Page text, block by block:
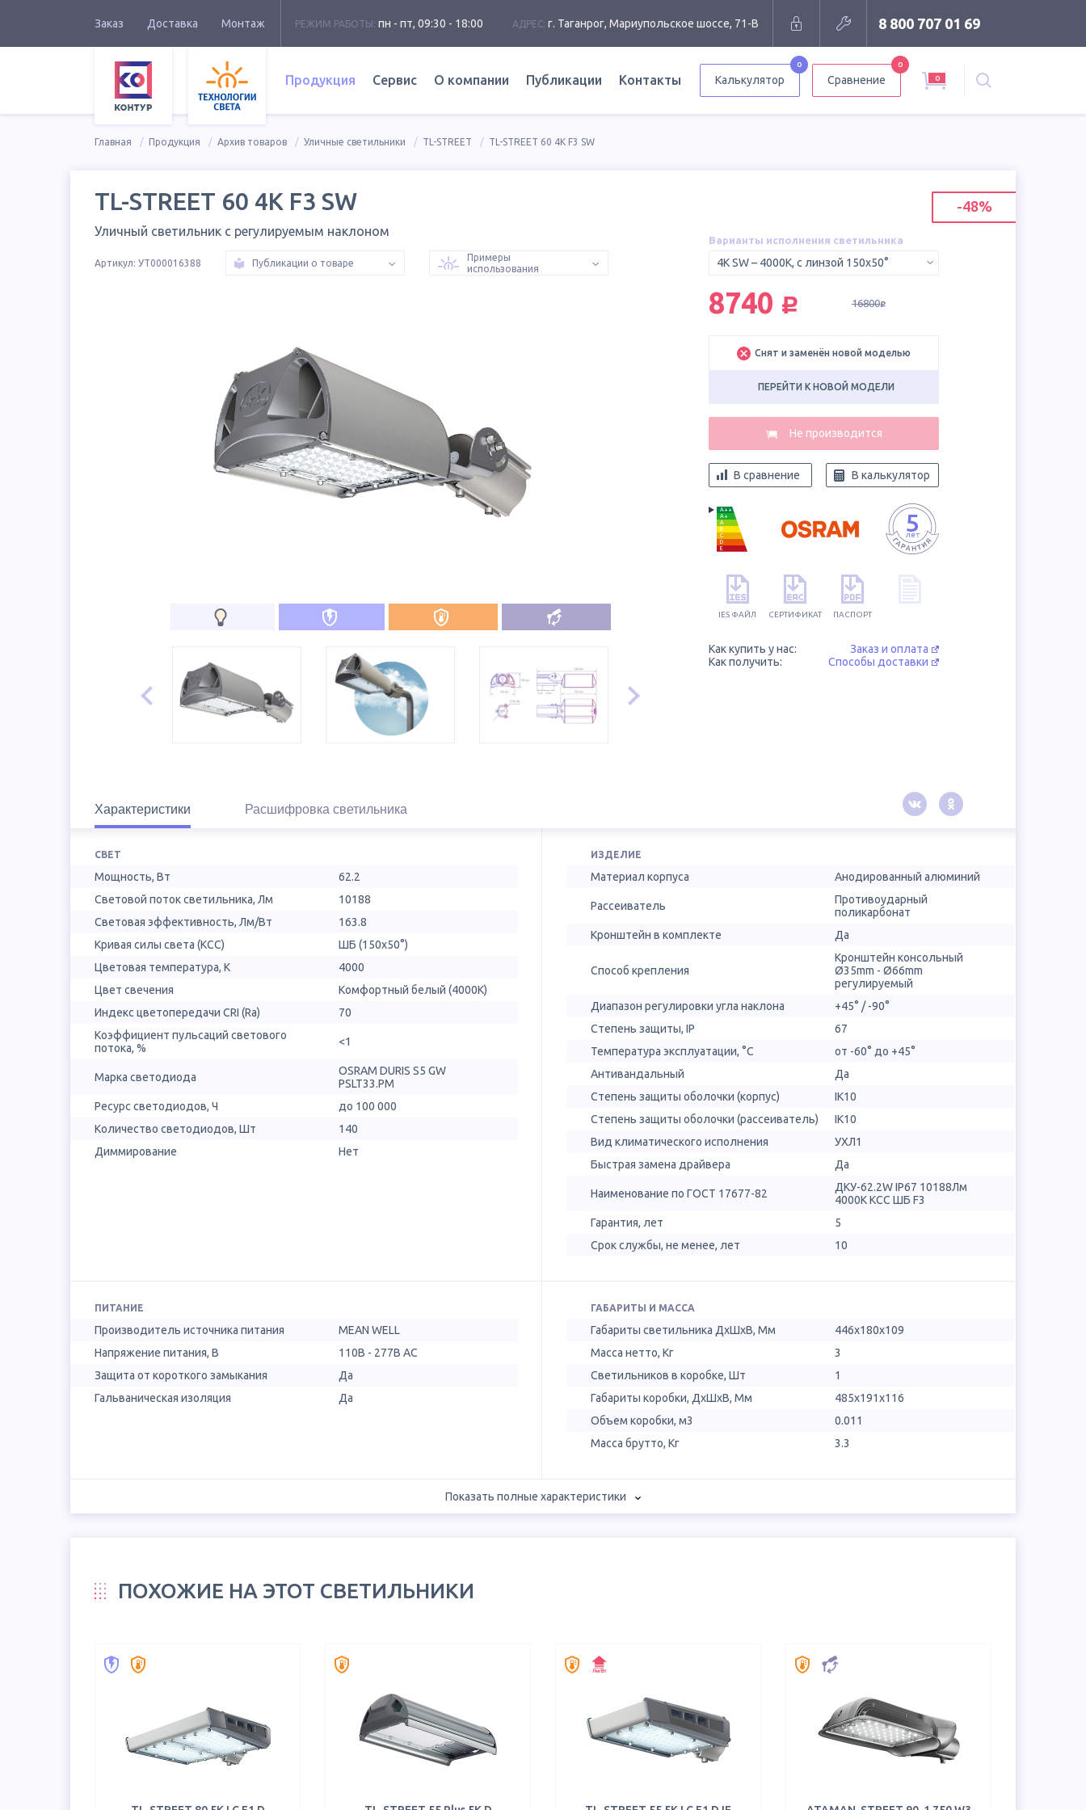
Заказ Доставка Монтаж РЕЖИМ РАБОТЫ: пн - пт, 09:30 - 18:00 АДРЕС: г. Таганрог, Мариупольское шоссе, 71-В 8 800 707 01 69
Продукция Сервис О компании Публикации Контакты Калькулятор
0
Сравнение
0
0
Главная Продукция Архив товаров Уличные светильники TL-STREET TL-STREET 60 4K F3 SW
-48%
TL-STREET 60 4K F3 SW
Уличный светильник с регулируемым наклоном
Артикул: УТ000016388 Публикации о товаре
Примеры
использования
Варианты исполнения светильника
4K SW – 4000K, с линзой 150х50°
8740 руб. 16800руб.
Снят и заменён новой моделью
ПЕРЕЙТИ К НОВОЙ МОДЕЛИ
В сравнение В калькулятор
A++
A+
A
B
C
D
E
IES ФАЙЛ СЕРТИФИКАТ ПАСПОРТ
Как купить у нас:
Заказ и оплата
Как получить:
Способы доставки
Характеристики Расшифровка светильника
СВЕТ
Мощность, Вт
62.2
Световой поток светильника, Лм
10188
Световая эффективность, Лм/Вт
163.8
Кривая силы света (КСС)
ШБ (150х50°)
Цветовая температура, К
4000
Цвет свечения
Комфортный белый (4000К)
Индекс цветопередачи CRI (Ra)
70
Коэффициент пульсаций светового
потока, %
<1
Марка светодиода
OSRAM DURIS S5 GW
PSLT33.PM
Ресурс светодиодов, Ч
до 100 000
Количество светодиодов, Шт
140
Диммирование
Нет
ИЗДЕЛИЕ
Материал корпуса Анодированный алюминий
Рассеиватель
Противоударный
поликарбонат
Кронштейн в комплекте
Да
Способ крепления
Кронштейн консольный
Ø35mm - Ø66mm
регулируемый
Диапазон регулировки угла наклона
+45° / -90°
Степень защиты, IP
67
Температура эксплуатации, °С
от -60° до +45°
Антивандальный
Да
Степень защиты оболочки (корпус)
IK10
Степень защиты оболочки (рассеиватель)
IK10
Вид климатического исполнения
УХЛ1
Быстрая замена драйвера
Да
Наименование по ГОСТ 17677-82
ДКУ-62.2W IP67 10188Лм
4000К КСС ШБ F3
Гарантия, лет
5
Срок службы, не менее, лет
10
ПИТАНИЕ
Производитель источника питания
MEAN WELL
Напряжение питания, В
110B - 277B AC
Защита от короткого замыкания
Да
Гальваническая изоляция
Да
ГАБАРИТЫ И МАССА
Габариты светильника ДхШхВ, Мм
446х180х109
Масса нетто, Кг
3
Светильников в коробке, Шт
1
Габариты коробки, ДхШхВ, Мм
485x191x116
Объем коробки, м3
0.011
Масса брутто, Кг
3.3
Показать полные характеристики
ПОХОЖИЕ НА ЭТОТ СВЕТИЛЬНИКИ